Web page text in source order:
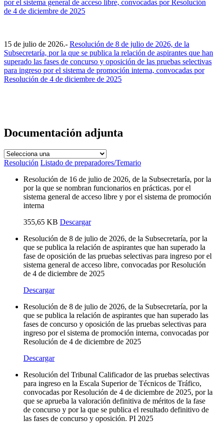
por el sistema general de acceso libre, convocadas por Resolución
de 4 de diciembre de 2025
15 de julio de 2026.- Resolución de 8 de julio de 2026, de la
Subsecretaría, por la que se publica la relación de aspirantes que han
superado las fases de concurso y oposición de las pruebas selectivas
para ingreso por el sistema de promoción interna, convocadas por
Resolución de 4 de diciembre de 2025
Documentación adjunta
Resolución Listado de preparadores/Temario
Resolución de 16 de julio de 2026, de la Subsecretaría, por la
por la que se nombran funcionarios en prácticas. por el
sistema general de acceso libre y por el sistema de promoción
interna
355,65 KB Descargar
Resolución de 8 de julio de 2026, de la Subsecretaría, por la
que se publica la relación de aspirantes que han superado la
fase de oposición de las pruebas selectivas para ingreso por el
sistema general de acceso libre, convocadas por Resolución
de 4 de diciembre de 2025
Descargar
Resolución de 8 de julio de 2026, de la Subsecretaría, por la
que se publica la relación de aspirantes que han superado las
fases de concurso y oposición de las pruebas selectivas para
ingreso por el sistema de promoción interna, convocadas por
Resolución de 4 de diciembre de 2025
Descargar
Resolución del Tribunal Calificador de las pruebas selectivas
para ingreso en la Escala Superior de Técnicos de Tráfico,
convocadas por Resolución de 4 de diciembre de 2025, por la
que se aprueba la valoración definitiva de méritos de la fase
de concurso y por la que se publica el resultado definitivo de
las fases de concurso y oposición. PI 2025